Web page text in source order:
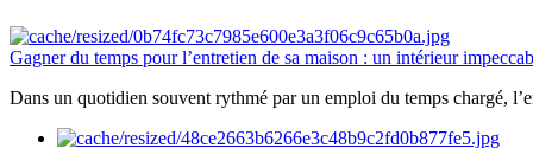
Gagner du temps pour l’entretien de sa maison : un intérieur
Dans un quotidien souvent rythmé par un emploi du temps chargé,